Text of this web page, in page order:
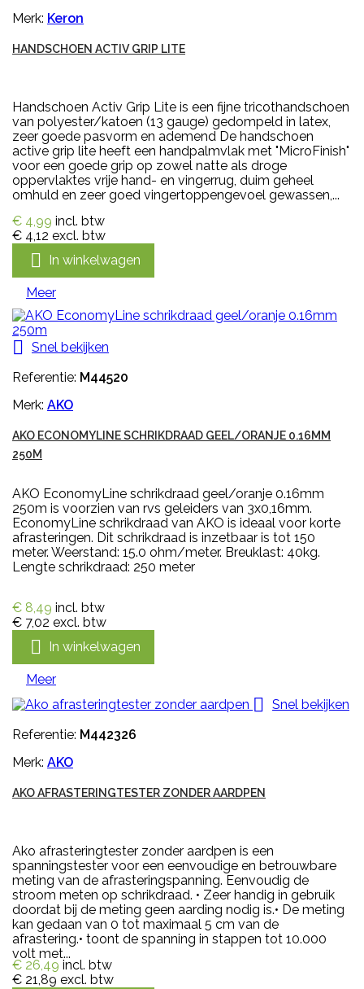
Merk: Keron
HANDSCHOEN ACTIV GRIP LITE
Handschoen Activ Grip Lite is een fijne tricothandschoen
van polyester/katoen (13 gauge) gedompeld in latex,
zeer goede pasvorm en ademend De handschoen
active grip lite heeft een handpalmvlak met "MicroFinish"
voor een goede grip op zowel natte als droge
oppervlaktes vrije hand- en vingerrug, duim geheel
omhuld en zeer goed vingertoppengevoel gewassen,...
€ 4,99 incl. btw
€ 4,12 excl. btw
 In winkelwagen
Meer

Snel bekijken
Referentie: M44520
Merk: AKO
AKO ECONOMYLINE SCHRIKDRAAD GEEL/ORANJE 0.16MM
250M
AKO EconomyLine schrikdraad geel/oranje 0.16mm
250m is voorzien van rvs geleiders van 3x0,16mm.
EconomyLine schrikdraad van AKO is ideaal voor korte
afrasteringen. Dit schrikdraad is inzetbaar is tot 150
meter. Weerstand: 15.0 ohm/meter. Breuklast: 40kg.
Lengte schrikdraad: 250 meter
€ 8,49 incl. btw
€ 7,02 excl. btw
 In winkelwagen
Meer

Snel bekijken
Referentie: M442326
Merk: AKO
AKO AFRASTERINGTESTER ZONDER AARDPEN
Ako afrasteringtester zonder aardpen is een
spanningstester voor een eenvoudige en betrouwbare
meting van de afrasteringspanning. Eenvoudig de
stroom meten op schrikdraad. • Zeer handig in gebruik
doordat bij de meting geen aarding nodig is.• De meting
kan gedaan van 0 tot maximaal 5 cm van de
afrastering.• toont de spanning in stappen tot 10.000
volt met...
€ 26,49 incl. btw
€ 21,89 excl. btw